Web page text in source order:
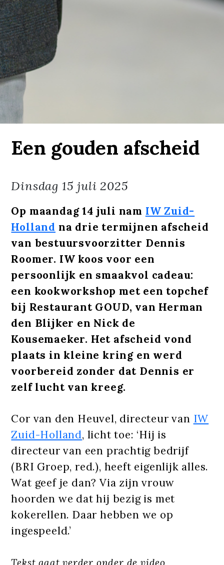
Een gouden afscheid
Dinsdag 15 juli 2025
Op maandag 14 juli nam IW Zuid-
Holland na drie termijnen afscheid
van bestuursvoorzitter Dennis
Roomer. IW koos voor een
persoonlijk en smaakvol cadeau:
een kookworkshop met een topchef
bij Restaurant GOUD, van Herman
den Blijker en Nick de
Kousemaeker. Het afscheid vond
plaats in kleine kring en werd
voorbereid zonder dat Dennis er
zelf lucht van kreeg.
Cor van den Heuvel, directeur van IW
Zuid-Holland, licht toe: ‘Hij is
directeur van een prachtig bedrijf
(BRI Groep, red.), heeft eigenlijk alles.
Wat geef je dan? Via zijn vrouw
hoorden we dat hij bezig is met
kokerellen. Daar hebben we op
ingespeeld.’
Tekst gaat verder onder de video